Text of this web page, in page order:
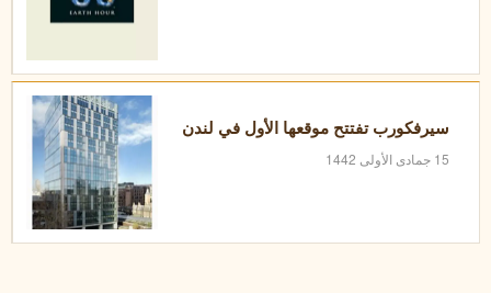
سيرفكورب تفتتح موقعها الأول في لندن
15 جمادى الأولى 1442